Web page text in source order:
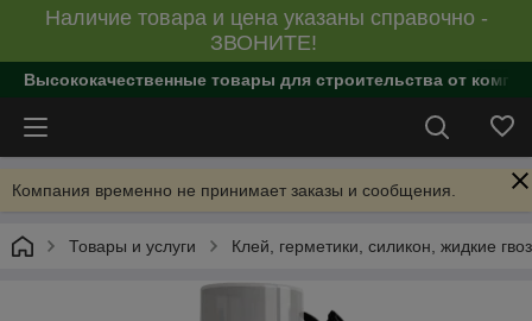
Наличие товара и цена указаны справочно -
ЗВОНИТЕ!
Высококачественные товары для строительства от
Компания временно не принимает заказы и сообщения.
Товары и услуги Клей, герметики, силикон, жидкие